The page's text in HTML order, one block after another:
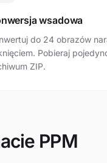
wsadowa
do 24 obrazów
Pobieraj
ZIP.
PPM